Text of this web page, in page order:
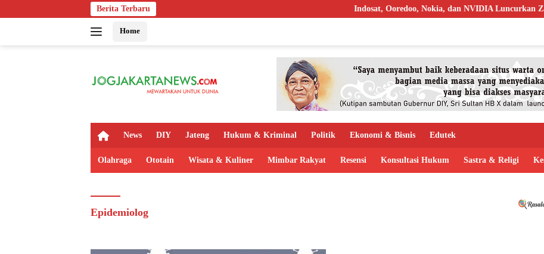
ke
Berita Terbaru Indosat, Ooredoo, Nokia, dan NVIDIA Luncurkan
Home
H
m
News DIY Jateng Hukum & Kriminal Politik Ekonomi & Bisnis Edutek
Olahraga Ototain Wisata & Kuliner Mimbar Rakyat Resensi Konsultasi Hukum Sastra & Religi
Epidemiolog